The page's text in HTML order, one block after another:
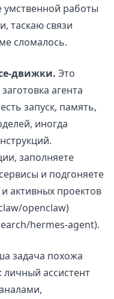
умственной работы
таскаю связи
сломалось.
движки. Это
агента
запуск, память,
иногда
заполняете
и подгоняете
активных проектов
openclaw)
hermes-agent).
задача похожа
личный ассистент